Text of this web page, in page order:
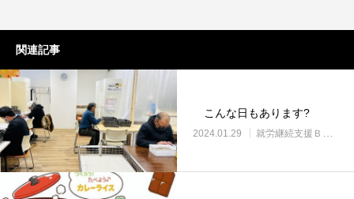
関連記事
こんな日もあります?
2024.01.29 就労継続支援Ｂ型・ニコプレイス